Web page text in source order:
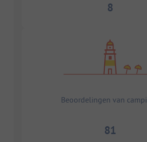
8
Beoordelingen van
81